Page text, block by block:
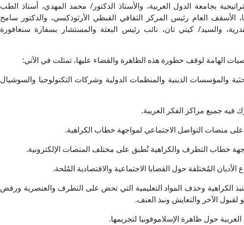
بجامعة الدول العربية، والأستاذ الدكتور/ محمد المهدي، أستاذ الطب
الأسقف العام رئيس المركز الثقافي القبطي الأرثوذكسي، والدكتور سامح
والسيد/ كيني تان، نائب رئيس البعثة والمستشار بسفارة سنغافورة
الهامة لوقف خطورة هذه الظاهرة والقضاء عليها، تمثلت في الآتي:
والمؤسسات الدينية والمنظمات الدولية وشركات التكنولوجيا والسوشيال
جميع مراكز الفكر العربية.
منصات التواصل الاجتماعي لمواجهة خطاب الكراهية.
خطاب التطرف والكراهية تُطبق على مختلف المنصات الإلكترونية.
المُختلفة حول القضايا الاجتماعية والاقتصادية المُلحة.
الكراهية وحذف المواد التعليمية التي تحض على التطرف والعنصرية ورفض
لقبول الآخر والتعايش ونبذ العنف.
حول ظاهرة الإسلاموفوبيا لتجريمها.